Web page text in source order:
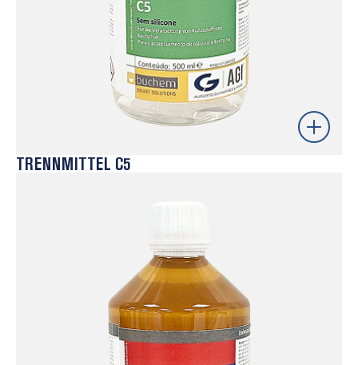
Saber mais
no processo de injeção. Ideal para aplicações que
exigem operações posteriores como pintura, colagem
ou impressão, garantindo uma separação eficaz e
consistente em processos produtivos exigentes.
TRENNMITTEL C5